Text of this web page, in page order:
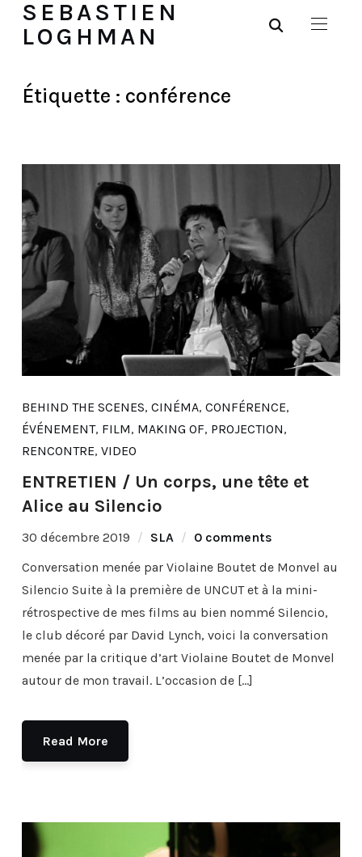
SEBASTIEN
LOGHMAN
Étiquette : conférence
BEHIND THE SCENES, CINÉMA, CONFÉRENCE,
ÉVÉNEMENT, FILM, MAKING OF, PROJECTION,
RENCONTRE, VIDEO
ENTRETIEN / Un corps, une tête et
Alice au Silencio
30 décembre 2019 SLA
0 comments
Conversation menée par Violaine Boutet de Monvel au
Silencio Suite à la première de UNCUT et à la mini-
rétrospective de mes films au bien nommé Silencio,
le club décoré par David Lynch, voici la conversation
menée par la critique d’art Violaine Boutet de Monvel
autour de mon travail. L’occasion de […]
Read More